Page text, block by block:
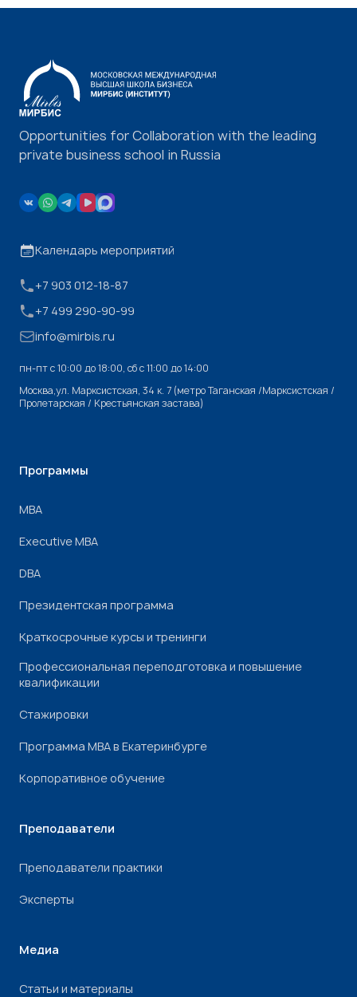
Opportunities for Collaboration with the leading
private business school in Russia
Календарь мероприятий
+7 903 012-18-87
+7 499 290-90-99
info@mirbis.ru
пн-пт с 10:00 до 18:00, cб с 11:00 до 14:00
Москва,ул. Марксистская, 34 к. 7 (метро Таганская /Марксистская /
Пролетарская / Крестьянская застава)
Программы
МВА
Executive MBA
DBA
Президентская программа
Краткосрочные курсы и тренинги
Профессиональная переподготовка и повышение
квалификации
Стажировки
Программа МВА в Екатеринбурге
Корпоративное обучение
Преподаватели
Преподаватели практики
Эксперты
Медиа
Статьи и материалы